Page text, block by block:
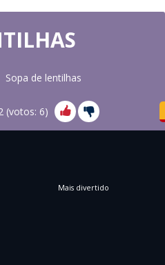
Sopa de lentilhas
(votos: 6)
Mais divertido